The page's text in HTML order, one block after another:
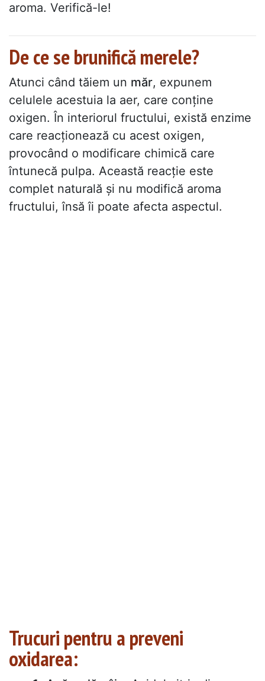
aroma. Verifică-le!
De ce se brunifică merele?
Atunci când tăiem un măr, expunem
celulele acestuia la aer, care conține
oxigen. În interiorul fructului, există enzime
care reacționează cu acest oxigen,
provocând o modificare chimică care
întunecă pulpa. Această reacție este
complet naturală și nu modifică aroma
fructului, însă îi poate afecta aspectul.
Trucuri pentru a preveni
oxidarea: